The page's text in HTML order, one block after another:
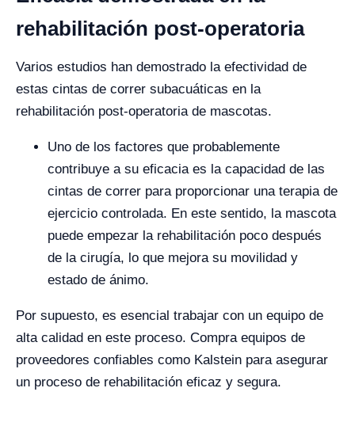
rehabilitación post-operatoria
Varios estudios han demostrado la efectividad de
estas cintas de correr subacuáticas en la
rehabilitación post-operatoria de mascotas.
Uno de los factores que probablemente
contribuye a su eficacia es la capacidad de las
cintas de correr para proporcionar una terapia de
ejercicio controlada. En este sentido, la mascota
puede empezar la rehabilitación poco después
de la cirugía, lo que mejora su movilidad y
estado de ánimo.
Por supuesto, es esencial trabajar con un equipo de
alta calidad en este proceso. Compra equipos de
proveedores confiables como Kalstein para asegurar
un proceso de rehabilitación eficaz y segura.